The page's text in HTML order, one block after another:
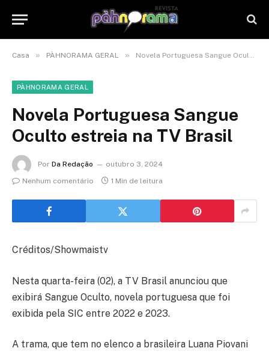
Casa » PÀHNORAMA GERAL » Novela Portuguesa Sangue Oculto estreia na TV Brasil
PÀHNORAMA GERAL
Novela Portuguesa Sangue
Oculto estreia na TV Brasil
Por Da Redação
outubro 3, 2024
Nenhum comentário
1 Min de leitura
Créditos/Showmaistv
Nesta quarta-feira (02), a TV Brasil anunciou que
exibirá Sangue Oculto, novela portuguesa que foi
exibida pela SIC entre 2022 e 2023.
A trama, que tem no elenco a brasileira Luana Piovani